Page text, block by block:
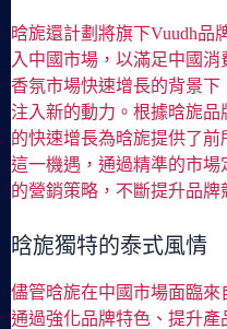
晗旎還計劃將旗下Vuudh品
入中國市場，以滿足中國
香氛市場快速增長的背景
注入新的動力。根據晗旎
的快速增長為晗旎提供了
這一機遇，通過精準的市
的營銷策略，不斷提升品牌
晗旎獨特的泰式風情
儘管晗旎在中國市場面臨來
通過強化品牌特色、提升